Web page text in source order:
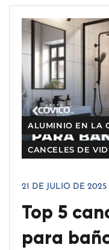
ALUMINIO EN LA
CANCELES DE
21 DE JULIO DE 2025
Top 5
para